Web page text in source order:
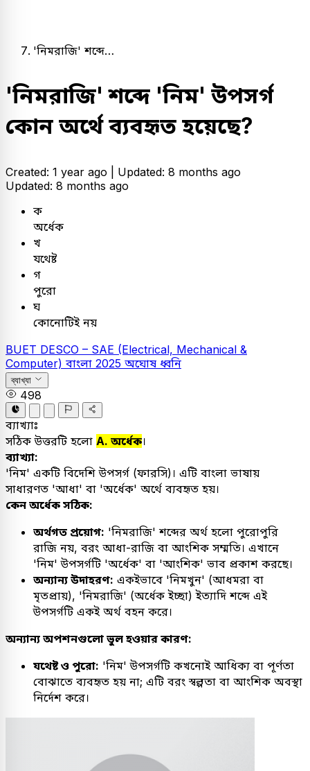
'নিমরাজি' শব্দে…
'নিমরাজি' শব্দে 'নিম' উপসর্গ
কোন অর্থে ব্যবহৃত হয়েছে?
Created: 1 year ago | Updated: 8 months ago
Updated: 8 months ago
ক
অর্ধেক
খ
যথেষ্ট
গ
পুরো
ঘ
কোনোটিই নয়
BUET DESCO – SAE (Electrical, Mechanical &
Computer) বাংলা 2025 অঘোষ ধ্বনি
ব্যাখ্যা
498
ব্যাখ্যাঃ
সঠিক উত্তরটি হলো A. অর্ধেক।
ব্যাখ্যা:
'নিম' একটি বিদেশি উপসর্গ (ফারসি)। এটি বাংলা ভাষায়
সাধারণত 'আধা' বা 'অর্ধেক' অর্থে ব্যবহৃত হয়।
কেন অর্ধেক সঠিক:
অর্থগত প্রয়োগ: 'নিমরাজি' শব্দের অর্থ হলো পুরোপুরি
রাজি নয়, বরং আধা-রাজি বা আংশিক সম্মতি। এখানে
'নিম' উপসর্গটি 'অর্ধেক' বা 'আংশিক' ভাব প্রকাশ করছে।
অন্যান্য উদাহরণ: একইভাবে 'নিমখুন' (আধমরা বা
মৃতপ্রায়), 'নিমরাজি' (অর্ধেক ইচ্ছা) ইত্যাদি শব্দে এই
উপসর্গটি একই অর্থ বহন করে।
অন্যান্য অপশনগুলো ভুল হওয়ার কারণ:
যথেষ্ট ও পুরো: 'নিম' উপসর্গটি কখনোই আধিক্য বা পূর্ণতা
বোঝাতে ব্যবহৃত হয় না; এটি বরং স্বল্পতা বা আংশিক অবস্থা
নির্দেশ করে।